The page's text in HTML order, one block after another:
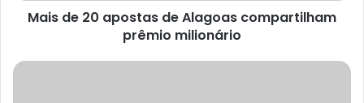
Mais de 20 apostas de Alagoas compartilham
prêmio milionário